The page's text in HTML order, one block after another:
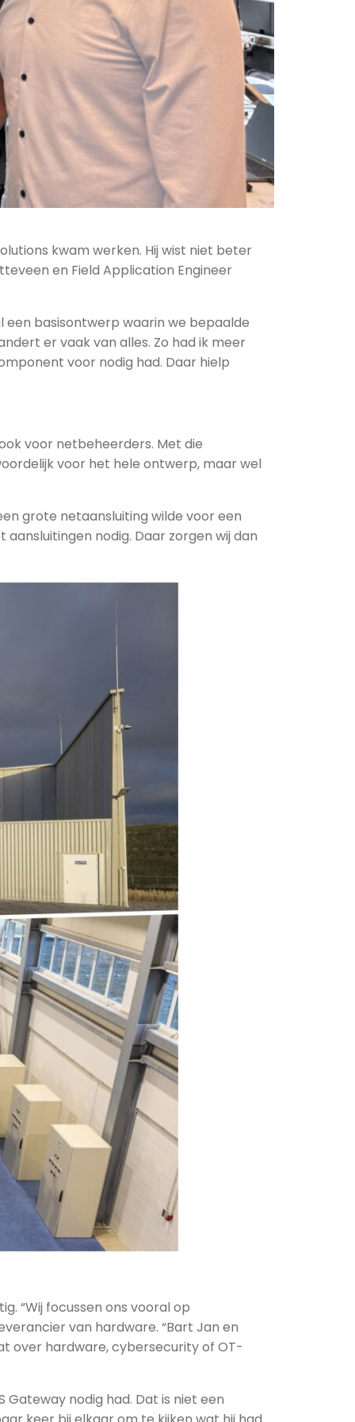
kwam werken. Hij wist niet beter
en Field Application Engineer
een basisontwerp waarin we bepaalde
er vaak van alles. Zo had ik meer
voor nodig had. Daar hielp
voor netbeheerders. Met die
voor het hele ontwerp, maar wel
grote netaansluiting wilde voor een
nodig. Daar zorgen wij dan
“Wij focussen ons vooral op
van hardware. “Bart Jan en
over hardware, cybersecurity of OT-
Gateway nodig had. Dat is niet een